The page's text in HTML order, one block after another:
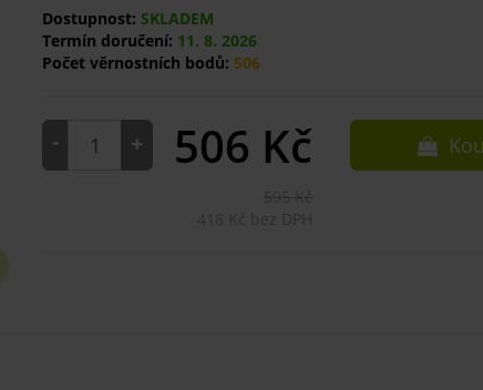
Dostupnost: SKLADEM
Termín doručení: 11. 8. 2026
Počet věrnostních bodů: 506
- + 506 Kč